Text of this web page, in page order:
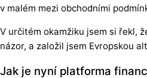
v malém mezi obchodními
V určitém okamžiku jsem si řekl,
názor, a založil jsem Evropskou
Jak je nyní platforma